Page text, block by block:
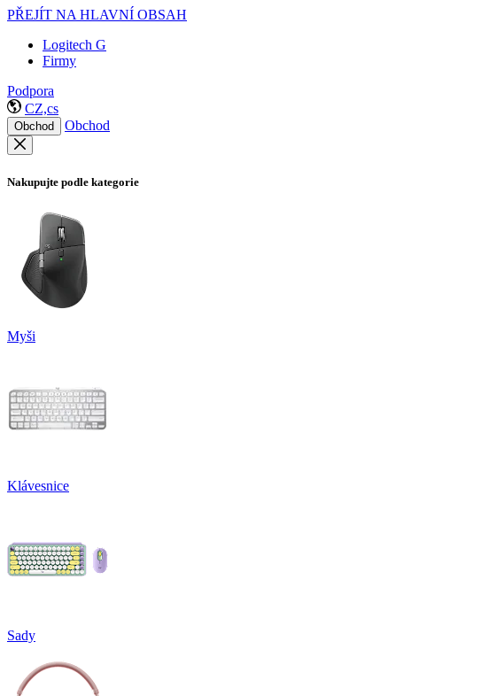
PŘEJÍT NA HLAVNÍ OBSAH
Logitech G
Firmy
Podpora
CZ,cs
Obchod Obchod
Nakupujte podle kategorie
Myši
Klávesnice
Sady